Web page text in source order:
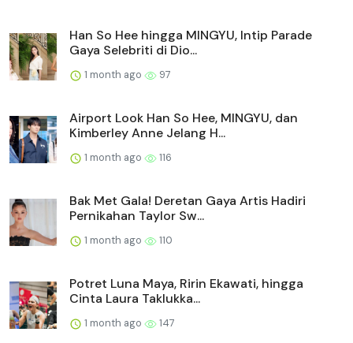
Han So Hee hingga MINGYU, Intip Parade
Gaya Selebriti di Dio...
1 month ago 97
Airport Look Han So Hee, MINGYU, dan
Kimberley Anne Jelang H...
1 month ago 116
Bak Met Gala! Deretan Gaya Artis Hadiri
Pernikahan Taylor Sw...
1 month ago 110
Potret Luna Maya, Ririn Ekawati, hingga
Cinta Laura Taklukka...
1 month ago 147